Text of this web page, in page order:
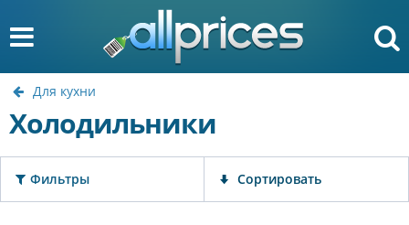
Для кухни
Холодильники
Фильтры Сортировать